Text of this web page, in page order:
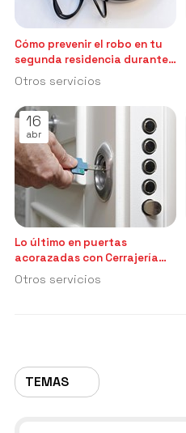
TEMAS
Cómo prevenir el robo en tu
segunda residencia durante
el verano: el papel de la
Otros servicios
16
abr
Lo último en puertas
acorazadas con Cerrajería
Nesvi
Otros servicios